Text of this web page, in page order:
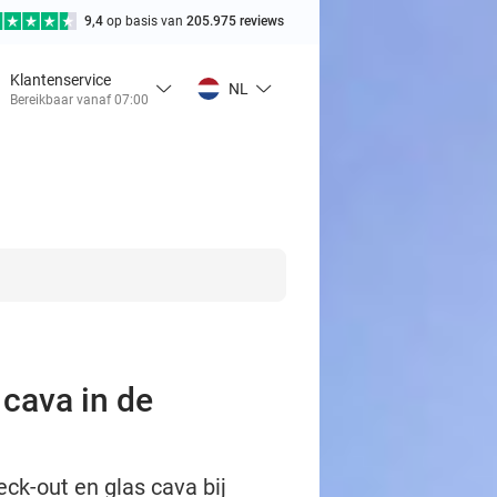
9,4 op basis van 205.975 reviews
Klantenservice
Bereikbaar vanaf 07:00
NL
in de
out en glas cava bij